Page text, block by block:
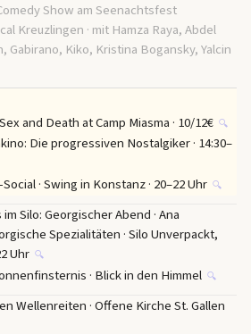
Show am Seenachtsfest
Kreuzlingen · mit Hamza Raya, Abdel
Gabirano, Kiko, Kristina Bogansky, Yalcin
and Death at Camp Miasma · 10/12€ 🔍
Die progressiven Nostalgiker · 14:30–
· Swing in Konstanz · 20–22 Uhr 🔍
Silo: Georgischer Abend · Ana
Spezialitäten · Silo Unverpackt,
Uhr 🔍
· Blick in den Himmel 🔍
Wellenreiten · Offene Kirche St. Gallen